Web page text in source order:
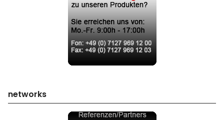
networks